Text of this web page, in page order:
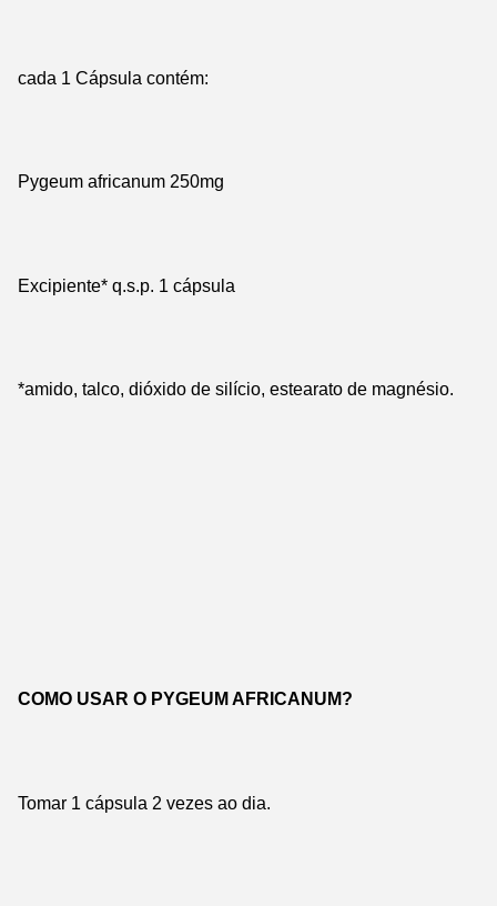
cada 1 Cápsula contém:
Pygeum africanum 250mg
Excipiente* q.s.p. 1 cápsula
*amido, talco, dióxido de silício, estearato de magnésio.
COMO USAR O PYGEUM AFRICANUM?
Tomar 1 cápsula 2 vezes ao dia.